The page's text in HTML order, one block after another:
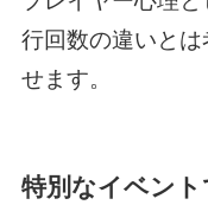
行回数の違いと
せます。
特別なイベント